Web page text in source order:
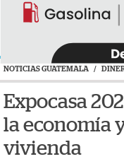
NOTICIAS GUATEMALA /
Expocasa
la economía
vivienda